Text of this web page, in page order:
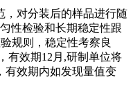
，对分装后的样品进行随
性检验和长期稳定性跟
规则，稳定性考察良
有效期12月,研制单位将
有效期内如发现量值变